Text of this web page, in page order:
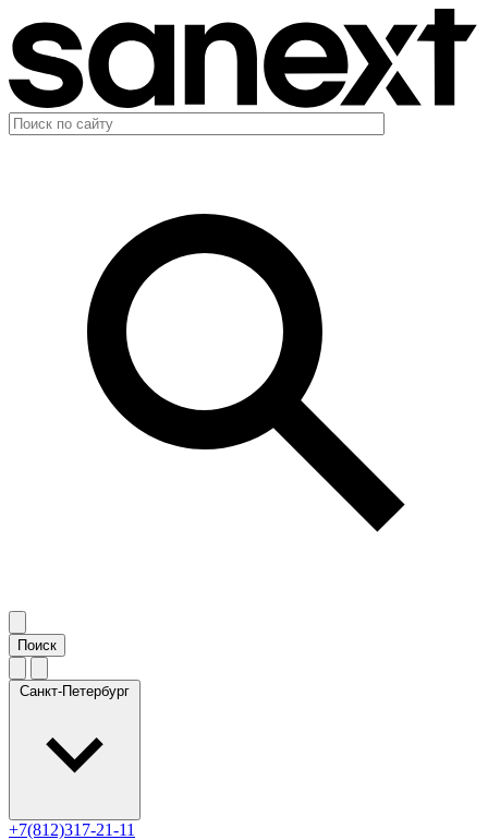
Санкт-Петербург
+7(812)317-21-11